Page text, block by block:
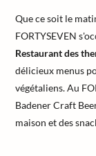
Que ce soit le
FORTYSEVEN
Restaurant des
délicieux menus
végétaliens. Au
Badener Craft
maison et des